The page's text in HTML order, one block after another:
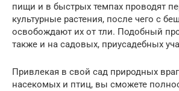
пищи и в быстрых темпах проводят
культурные растения, после чего с
освобождают их от тли. Подобный
также и на садовых, приусадебных
Привлекая в свой сад природных
насекомых и птиц, вы сможете